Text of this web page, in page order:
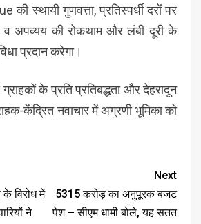
की स्थायी गुणवत्ता, प्रतिस्पर्धी दरों पर
व अपव्यय की रोकथाम और लंबी दूरी के
प्रदान करेगा।
के प्रति प्रतिबद्धता और देहरादून
केंद्रित नवाचार में अग्रणी भूमिका को
के विरोध में
ने
Next
5315 करोड़ का अनुपूरक बजट
पेश – सीएम धामी बोले, यह सतत